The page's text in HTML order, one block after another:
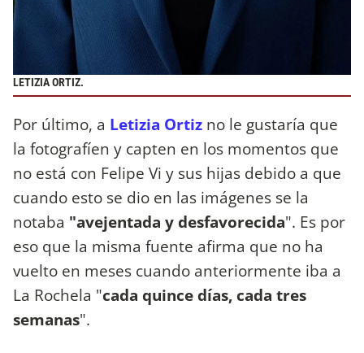
LETIZIA ORTIZ.
Por último, a Letizia Ortiz no le gustaría que
la fotografíen y capten en los momentos que
no está con Felipe Vi y sus hijas debido a que
cuando esto se dio en las imágenes se la
notaba "avejentada y desfavorecida". Es por
eso que la misma fuente afirma que no ha
vuelto en meses cuando anteriormente iba a
La Rochela "cada quince días, cada tres
semanas".